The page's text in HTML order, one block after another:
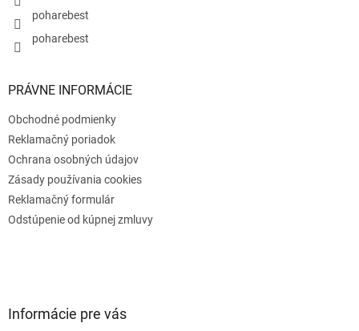
poharebest
poharebest
PRÁVNE INFORMÁCIE
Obchodné podmienky
Reklamačný poriadok
Ochrana osobných údajov
Zásady používania cookies
Reklamačný formulár
Odstúpenie od kúpnej zmluvy
Informácie pre vás